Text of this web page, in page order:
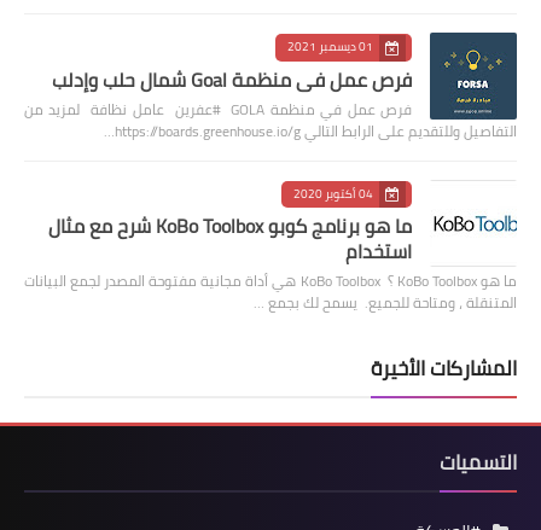
01 ديسمبر 2021
فرص عمل في منظمة Goal شمال حلب وإدلب
فرص عمل في منظمة GOLA #عفرين عامل نظافة لمزيد من
التفاصيل وللتقديم على الرابط التالي https://boards.greenhouse.io/g…
04 أكتوبر 2020
ما هو برنامج كوبو KoBo Toolbox شرح مع مثال
استخدام
ما هو KoBo Toolbox ؟ KoBo Toolbox هي أداة مجانية مفتوحة المصدر لجمع البيانات
المتنقلة ، ومتاحة للجميع. يسمح لك بجمع …
المشاركات الأخيرة
التسميات